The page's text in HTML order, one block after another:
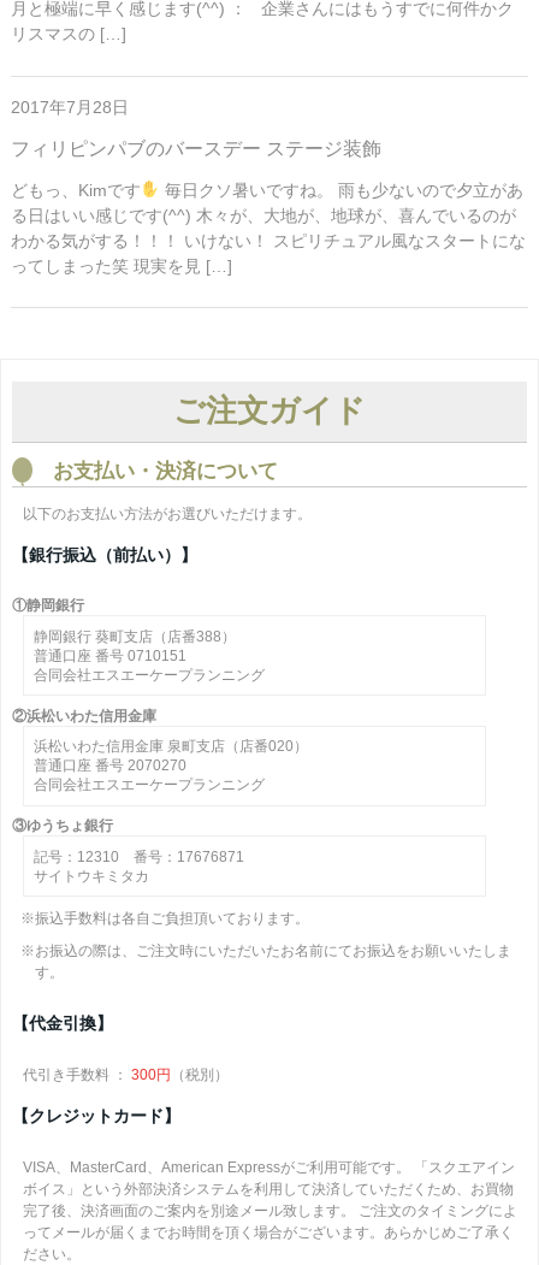
月と極端に早く感じます(^^) ： 企業さんにはもうすでに何件かク
リスマスの […]
2017年7月28日
フィリピンパブのバースデー ステージ装飾
どもっ、Kimです
毎日クソ暑いですね。 雨も少ないので夕立があ
る日はいい感じです(^^) 木々が、大地が、地球が、喜んでいるのが
わかる気がする！！！ いけない！ スピリチュアル風なスタートにな
ってしまった笑 現実を見 […]
ご注文ガイド
お支払い・決済について
以下のお支払い方法がお選びいただけます。
【銀行振込（前払い）】
①静岡銀行
静岡銀行 葵町支店（店番388）
普通口座 番号 0710151
合同会社エスエーケープランニング
②浜松いわた信用金庫
浜松いわた信用金庫 泉町支店（店番020）
普通口座 番号 2070270
合同会社エスエーケープランニング
③ゆうちょ銀行
記号：12310 番号：17676871
サイトウキミタカ
※振込手数料は各自ご負担頂いております。
※お振込の際は、ご注文時にいただいたお名前にてお振込をお願いいたしま
す。
【代金引換】
代引き手数料 ： 300円 （税別）
【クレジットカード】
VISA、MasterCard、American Expressがご利用可能です。 「スクエアイン
ボイス」という外部決済システムを利用して決済していただくため、お買物
完了後、決済画面のご案内を別途メール致します。 ご注文のタイミングによ
ってメールが届くまでお時間を頂く場合がございます。あらかじめご了承く
ださい。